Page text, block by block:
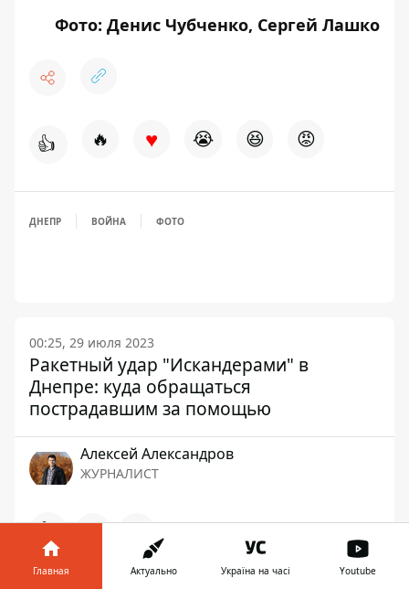
Фото: Денис Чубченко, Сергей Лашко
👍 🔥 ♥ 😭 😆 😡
ДНЕПР ВОЙНА ФОТО
00:25, 29 июля 2023
Ракетный удар "Искандерами" в
Днепре: куда обращаться
пострадавшим за помощью
Алексей Александров
ЖУРНАЛИСТ
👍
Главная Актуально Україна на часі Youtube